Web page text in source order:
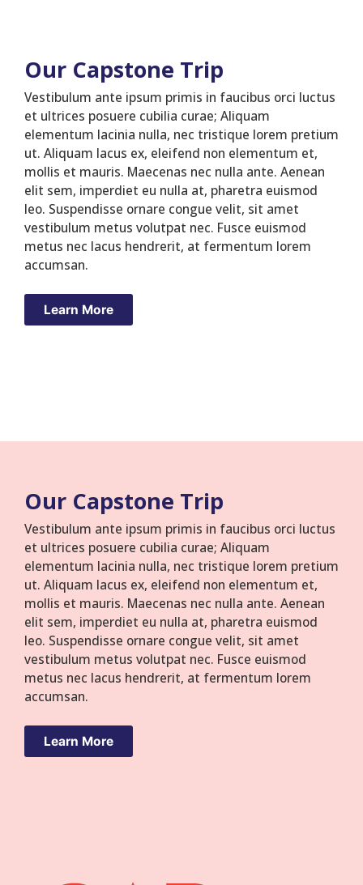
Our Capstone Trip
Vestibulum ante ipsum primis in faucibus orci luctus
et ultrices posuere cubilia curae; Aliquam
elementum lacinia nulla, nec tristique lorem pretium
ut. Aliquam lacus ex, eleifend non elementum et,
mollis et mauris. Maecenas nec nulla ante. Aenean
elit sem, imperdiet eu nulla at, pharetra euismod
leo. Suspendisse ornare congue velit, sit amet
vestibulum metus volutpat nec. Fusce euismod
metus nec lacus hendrerit, at fermentum lorem
accumsan.
Learn More
Our Capstone Trip
Vestibulum ante ipsum primis in faucibus orci luctus
et ultrices posuere cubilia curae; Aliquam
elementum lacinia nulla, nec tristique lorem pretium
ut. Aliquam lacus ex, eleifend non elementum et,
mollis et mauris. Maecenas nec nulla ante. Aenean
elit sem, imperdiet eu nulla at, pharetra euismod
leo. Suspendisse ornare congue velit, sit amet
vestibulum metus volutpat nec. Fusce euismod
metus nec lacus hendrerit, at fermentum lorem
accumsan.
Learn More